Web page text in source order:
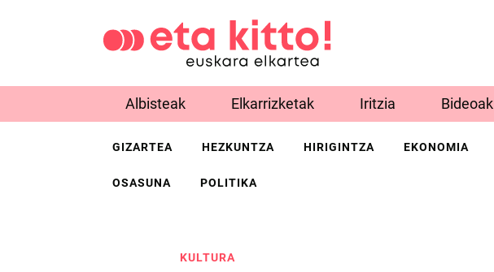
Albisteak Elkarrizketak Iritzia Bideoak
GIZARTEA HEZKUNTZA HIRIGINTZA EKONOMIA
OSASUNA POLITIKA
KULTURA